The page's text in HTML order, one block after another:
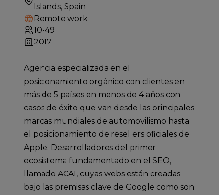
Islands, Spain
Remote work
10-49
2017
Agencia especializada en el
posicionamiento orgánico con clientes en
más de 5 países en menos de 4 años con
casos de éxito que van desde las principales
marcas mundiales de automovilismo hasta
el posicionamiento de resellers oficiales de
Apple. Desarrolladores del primer
ecosistema fundamentado en el SEO,
llamado ACAI, cuyas webs están creadas
bajo las premisas clave de Google como son